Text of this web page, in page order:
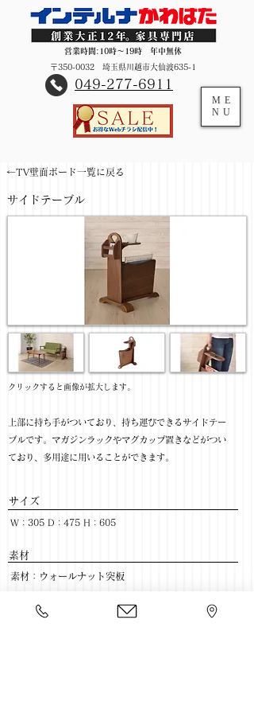
営業時間:10時～19時 年中無休
〒350-0032 埼玉県川越市大仙波635-1
​049-277-6911
ME
NU
←TV壁面ボード一覧に戻る
サイドテーブル
​クリックすると画像が拡大します。
上部に持ち手がついており、持ち運びできるサイドテー
ブルです。マガジンラックやマグカップ置きなどがつい
ており、多用途に用いることができます。
サイズ
W：305 D：475 H：605
​素材
素材：ウォールナット突板
色：ウォールナット